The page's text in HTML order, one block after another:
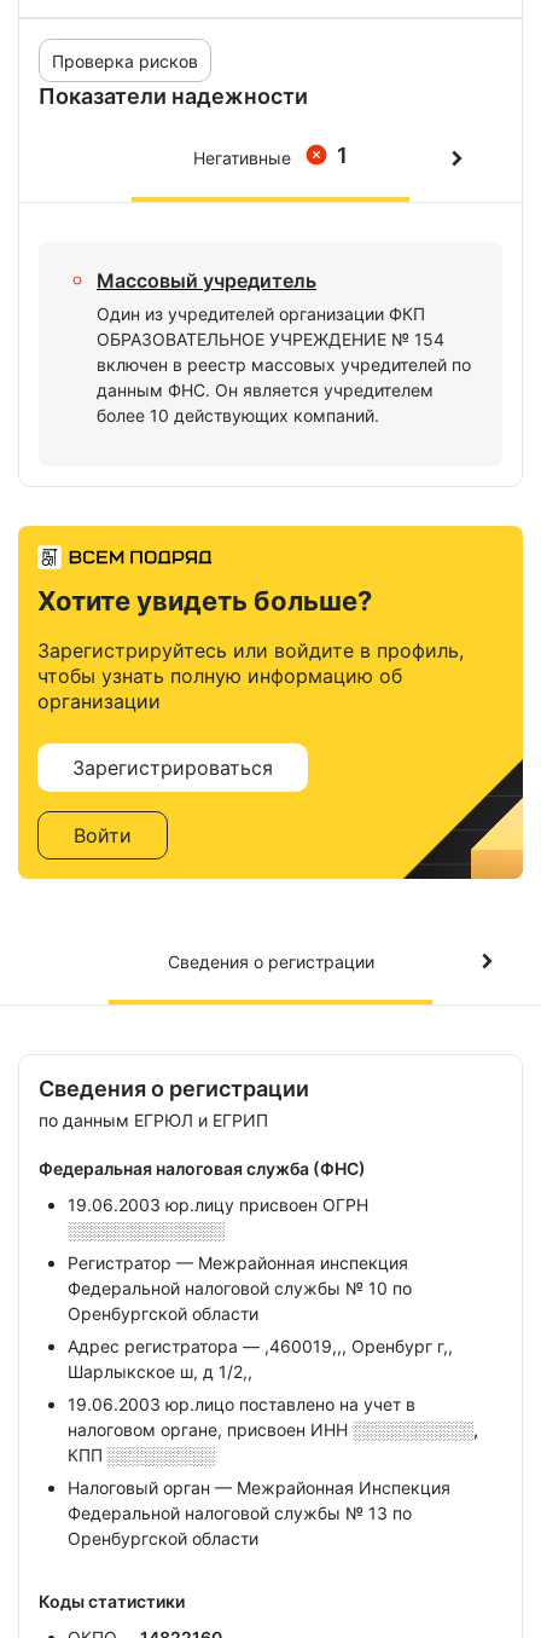
Показатели надежности
Проверка рисков
1
Негативные
Массовый учредитель
Один из учредителей организации ФКП
ОБРАЗОВАТЕЛЬНОЕ УЧРЕЖДЕНИЕ № 154
включен в реестр массовых учредителей по
данным ФНС. Он является учредителем
более 10 действующих компаний.
Хотите увидеть больше?
Зарегистрируйтесь или войдите в профиль,
чтобы узнать полную информацию об
организации
Зарегистрироваться
Войти
Сведения о регистрации
Сведения о регистрации
по данным ЕГРЮЛ и ЕГРИП
Федеральная налоговая служба (ФНС)
19.06.2003 юр.лицу присвоен ОГРН
░░░░░░░░░░░░░
Регистратор — Межрайонная инспекция
Федеральной налоговой службы № 10 по
Оренбургской области
Адрес регистратора — ,460019,,, Оренбург г,,
Шарлыкское ш, д 1/2,,
19.06.2003 юр.лицо поставлено на учет в
налоговом органе, присвоен ИНН ░░░░░░░░░░,
КПП ░░░░░░░░░
Налоговый орган — Межрайонная Инспекция
Федеральной налоговой службы № 13 по
Оренбургской области
Коды статистики